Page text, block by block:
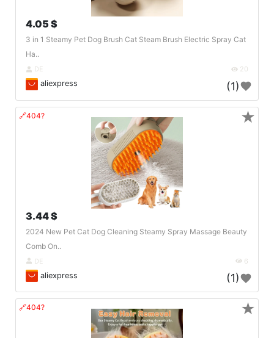
4.05 $
3 in 1 Steamy Pet Dog Brush Cat Steam Brush Electric Spray Cat
Ha..
DE 20
aliexpress (1)
🔗404?
3.44 $
2024 New Pet Cat Dog Cleaning Steamy Spray Massage Beauty
Comb On..
DE 6
aliexpress (1)
★
🔗404? ★